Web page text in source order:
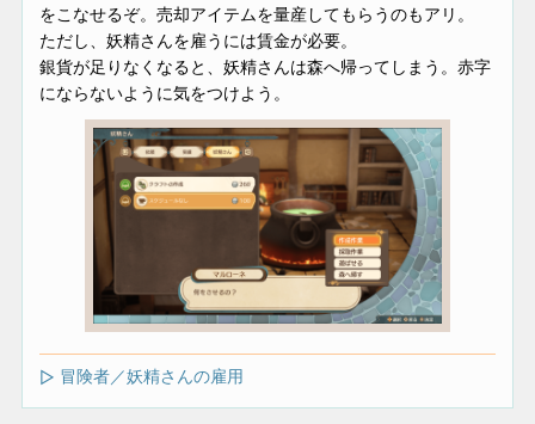
をこなせるぞ。売却アイテムを量産してもらうのもアリ。
ただし、妖精さんを雇うには賃金が必要。
銀貨が足りなくなると、妖精さんは森へ帰ってしまう。赤字
にならないように気をつけよう。
冒険者／妖精さんの雇用